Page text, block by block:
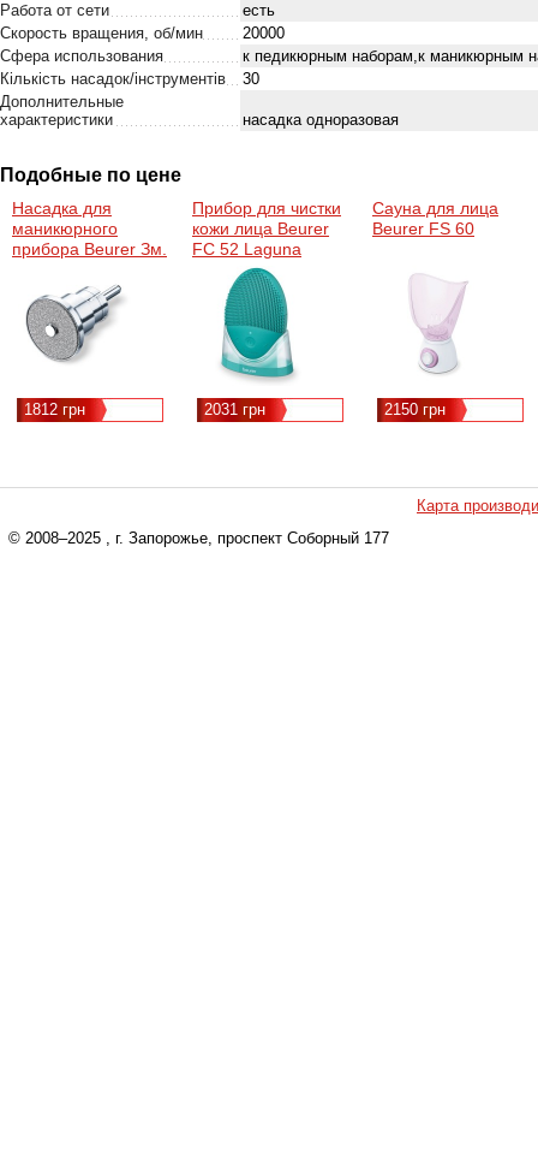
Работа от сети
есть
Скорость вращения, об/мин
20000
Сфера использования
к педикюрным наборам,к маникюрным
Кількість насадок/інструментів
30
Дополнительные
характеристики
насадка одноразовая
Подобные по цене
Насадка для
маникюрного
прибора Beurer Зм.
одноразова
1812 грн
Прибор для чистки
кожи лица Beurer
FC 52 Laguna
2031 грн
Сауна для лица
Beurer FS 60
2150 грн
Карта
© 2008–2025 , г. Запорожье, проспект Соборный 177